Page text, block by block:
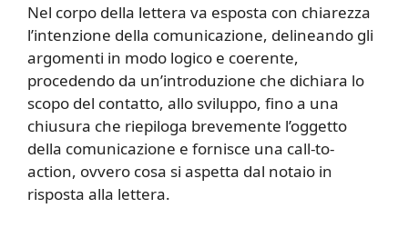
Nel corpo della lettera va esposta con chiarezza
l’intenzione della comunicazione, delineando gli
argomenti in modo logico e coerente,
procedendo da un’introduzione che dichiara lo
scopo del contatto, allo sviluppo, fino a una
chiusura che riepiloga brevemente l’oggetto
della comunicazione e fornisce una call-to-
action, ovvero cosa si aspetta dal notaio in
risposta alla lettera.